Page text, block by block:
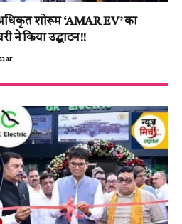
शोरूम ‘AMAR EV’ का
ने किया उद्घाटन!!